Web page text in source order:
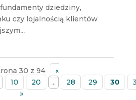
dziedziny,
czy lojalnością klientów
30 z 94
«
10 20 ... 28 29 30
»